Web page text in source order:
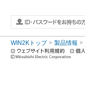
WIN2Kトップ 製品情報